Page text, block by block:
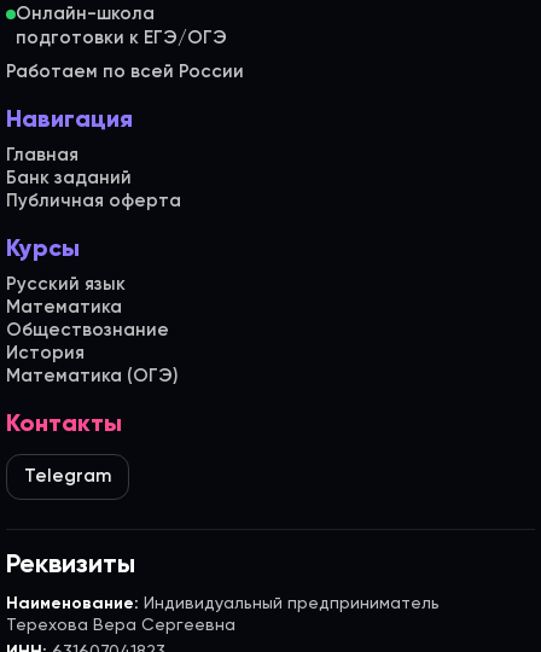
Онлайн-школа
Работаем по всей России
Навигация
Главная
Банк заданий
Публичная оферта
Курсы
Русский язык
Математика
Обществознание
История
Математика (ОГЭ)
Контакты
Telegram
Реквизиты
Наименование: Индивидуальный предприниматель
Терехова Вера Сергеевна